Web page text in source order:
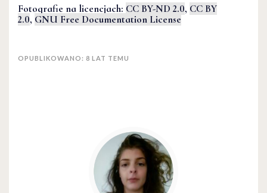
Fotografie na licencjach: CC BY-ND 2.0, CC BY
2.0, GNU Free Documentation License
OPUBLIKOWANO: 8 LAT TEMU